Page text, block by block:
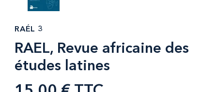
RAÉL 3
RAEL, Revue africaine des
études latines